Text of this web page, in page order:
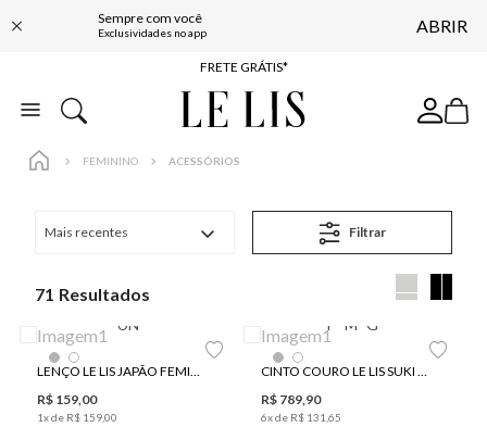
Sempre com você
Exclusividades no app ABRIR
ENTREGA EXPRESSA*
FRETE GRÁTIS*
BAIXE O APP
FEMININO ACESSÓRIOS
Mais recentes Filtrar
71
UN
LENÇO LE LIS JAPÃO FEMININO
R$ 159,00
1x de R$ 15900
P M G
CINTO COURO LE LIS SUKI FEMININO
R$ 789,90
6x de R$ 131 65